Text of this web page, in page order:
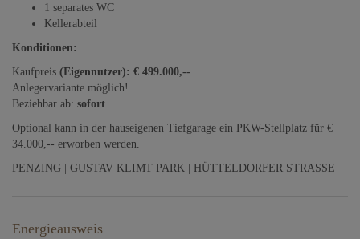
1 separates WC
Kellerabteil
Konditionen:
Kaufpreis (Eigennutzer): € 499.000,--
Anlegervariante möglich!
Beziehbar ab: sofort
Optional kann in der hauseigenen Tiefgarage ein PKW-Stellplatz für €
34.000,-- erworben werden.
PENZING | GUSTAV KLIMT PARK | HÜTTELDORFER STRASSE
Energieausweis